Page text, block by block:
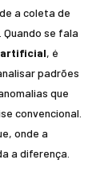
a coleta de
se fala
artificial, é
padrões
que
convencional.
onde a
a diferença.